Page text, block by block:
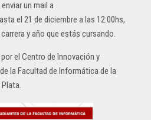
un mail a
el 21 de diciembre a las 12:00hs,
y año que estás cursando.
el Centro de Innovación y
la Facultad de Informática de la